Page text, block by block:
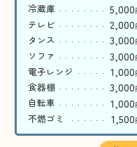
冷蔵庫 5,000
テレビ 2,000
タンス 3,000
ソファ 3,000
電子レンジ 1,000
食器棚 3,000
自転車 1,000
不燃ゴミ 1,500